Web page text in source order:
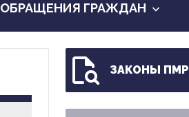
ОБРАЩЕНИЯ ГРАЖДАН
ЗАКОНЫ ПМР